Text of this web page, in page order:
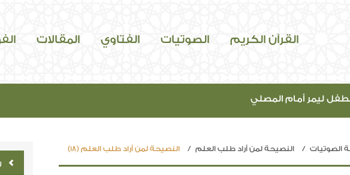
القرآن الكريم الصوتيات الفتاوي المقالات
ليمر أمام المصلي
الصوتيات النصيحة لمن أراد طلب العلم النصيحة لمن أراد طلب العلم (18)